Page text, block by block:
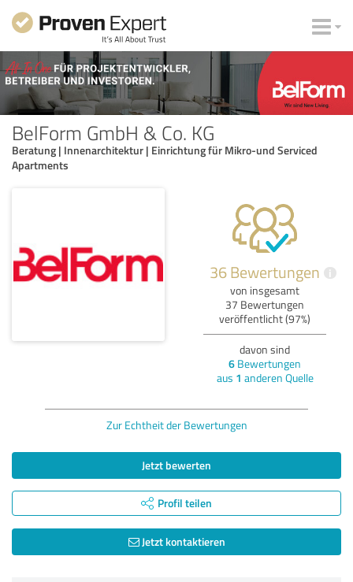
BelForm GmbH & Co. KG
Beratung | Innenarchitektur | Einrichtung für Mikro-und Serviced
Apartments
36 Bewertungen i
von insgesamt
37 Bewertungen
veröffentlicht (97%)
davon sind
6 Bewertungen
aus 1 anderen Quelle
Zur Echtheit der Bewertungen
Jetzt bewerten
Profil teilen
Jetzt kontaktieren